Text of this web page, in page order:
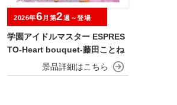
学園アイドルマスター ESPRES
TO-Heart bouquet-藤田ことね
2026年6 月第2週～登場